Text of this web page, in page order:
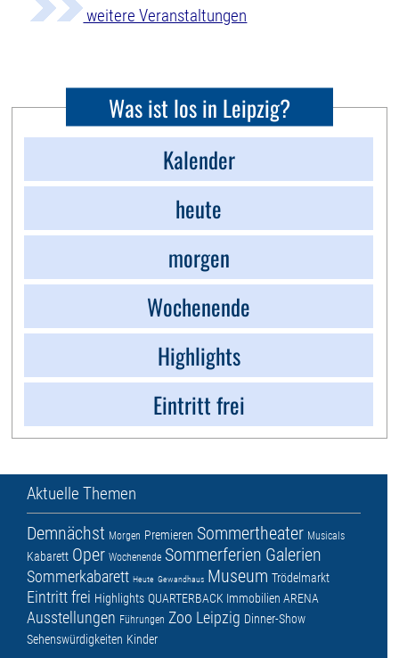
weitere Veranstaltungen
Was ist los in Leipzig?
Kalender
heute
morgen
Wochenende
Highlights
Eintritt frei
Aktuelle Themen
Demnächst Morgen Premieren Sommertheater Musicals
Kabarett Oper Wochenende Sommerferien Galerien
Sommerkabarett Heute Gewandhaus Museum Trödelmarkt
Eintritt frei Highlights QUARTERBACK Immobilien ARENA
Ausstellungen Führungen Zoo Leipzig Dinner-Show
Sehenswürdigkeiten Kinder